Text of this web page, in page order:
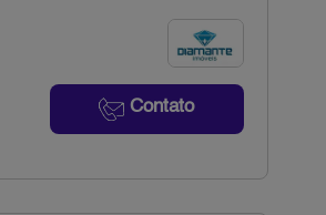
Contato